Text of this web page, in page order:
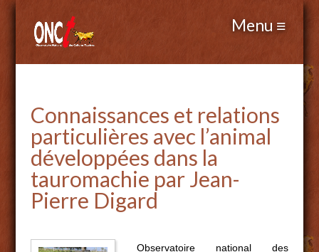
Connaissances et relations
particulières avec l’animal
développées dans la
tauromachie par Jean-
Pierre Digard
Observatoire national des